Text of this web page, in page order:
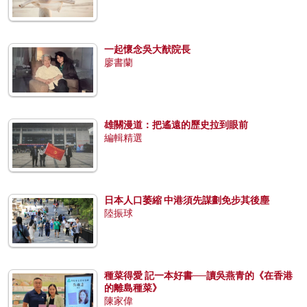
一起懷念吳大猷院長
廖書蘭
雄關漫道：把遙遠的歷史拉到眼前
編輯精選
日本人口萎縮 中港須先謀劃免步其後塵
陸振球
種菜得愛 記一本好書──讀吳燕青的《在香港
的離島種菜》
陳家偉